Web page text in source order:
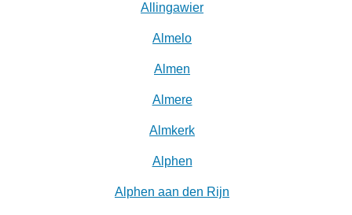
Allingawier
Almelo
Almen
Almere
Almkerk
Alphen
Alphen aan den Rijn